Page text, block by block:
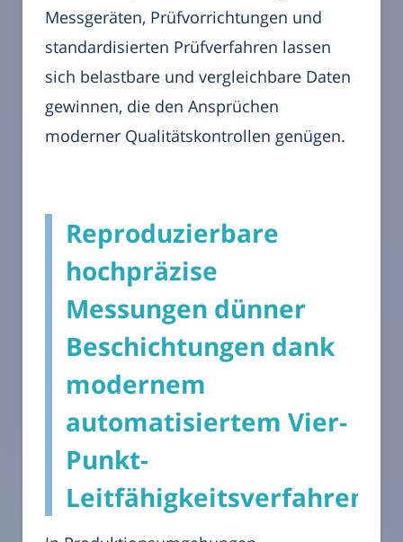
Messgeräten, Prüfvorrichtungen und
standardisierten Prüfverfahren lassen
sich belastbare und vergleichbare Daten
gewinnen, die den Ansprüchen
moderner Qualitätskontrollen genügen.
Reproduzierbare
hochpräzise
Messungen dünner
Beschichtungen dank
modernem
automatisiertem Vier-
Punkt-
Leitfähigkeitsverfahren